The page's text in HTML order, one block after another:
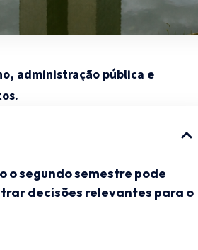
administração pública e
o segundo semestre pode
decisões relevantes para o